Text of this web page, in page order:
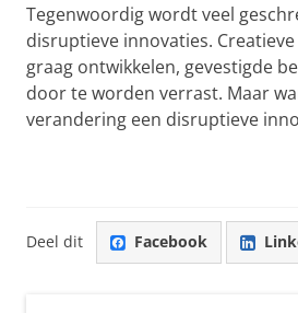
Tegenwoordig wordt veel
disruptieve innovaties.
graag ontwikkelen, gevestigde
door te worden verrast. Maar
verandering een disruptieve
Deel dit Facebook